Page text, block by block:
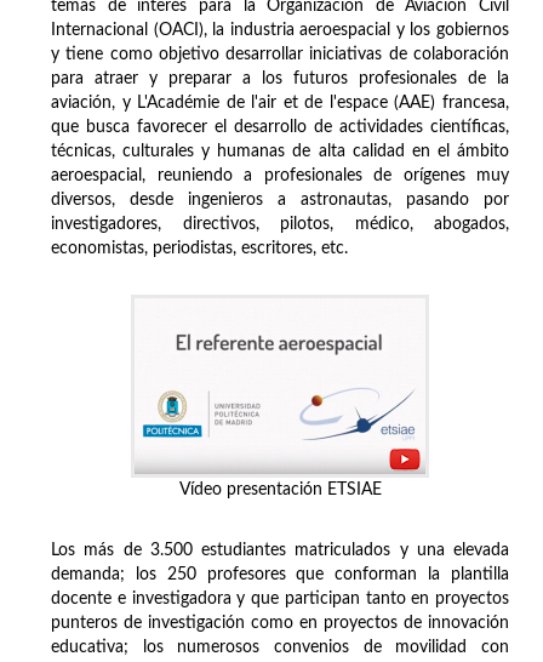
temas de interés para la Organización de Aviación Civil
Internacional (OACI), la industria aeroespacial y los gobiernos
y tiene como objetivo desarrollar iniciativas de colaboración
para atraer y preparar a los futuros profesionales de la
aviación, y L'Académie de l'air et de l'espace (AAE) francesa,
que busca favorecer el desarrollo de actividades científicas,
técnicas, culturales y humanas de alta calidad en el ámbito
aeroespacial, reuniendo a profesionales de orígenes muy
diversos, desde ingenieros a astronautas, pasando por
investigadores, directivos, pilotos, médico, abogados,
economistas, periodistas, escritores, etc.
Vídeo presentación ETSIAE
Los más de 3.500 estudiantes matriculados y una elevada
demanda; los 250 profesores que conforman la plantilla
docente e investigadora y que participan tanto en proyectos
punteros de investigación como en proyectos de innovación
educativa; los numerosos convenios de movilidad con